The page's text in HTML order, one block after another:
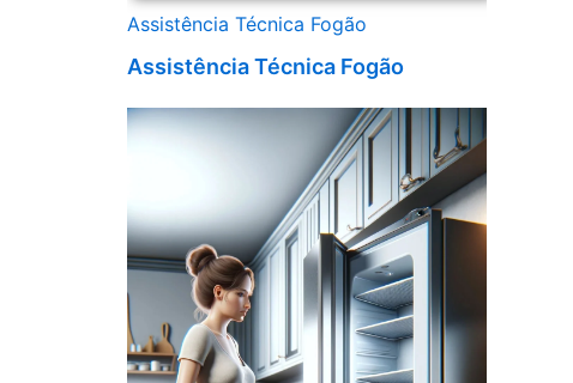
Assistência Técnica Fogão
Assistência Técnica Fogão